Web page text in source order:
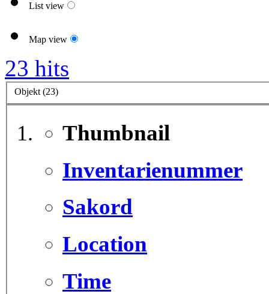
List view
Map view
23 hits
Objekt (23)
Thumbnail
Inventarienummer
Sakord
Location
Time